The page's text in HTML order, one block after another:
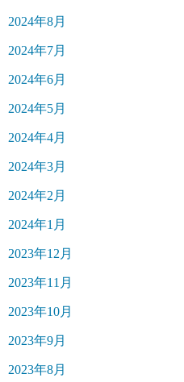
2024年8月
2024年7月
2024年6月
2024年5月
2024年4月
2024年3月
2024年2月
2024年1月
2023年12月
2023年11月
2023年10月
2023年9月
2023年8月